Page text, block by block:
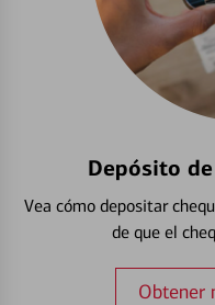
Depósito
Vea cómo depositar
de que el
Obtener